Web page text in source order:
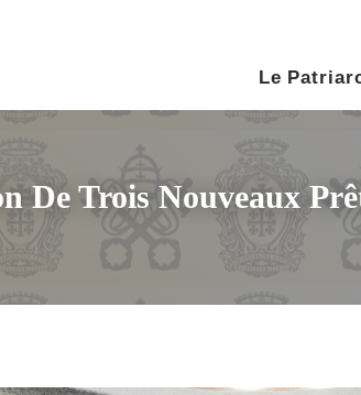
Le
De Trois Nouveaux